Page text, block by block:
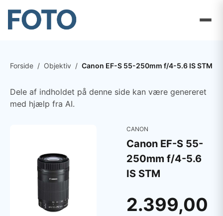
Forside / Objektiv / Canon EF-S 55-250mm f/4-5.6 IS STM
Dele af indholdet på denne side kan være genereret
med hjælp fra AI.
CANON
Canon EF-S 55-
250mm f/4-5.6
IS STM
2.399,00